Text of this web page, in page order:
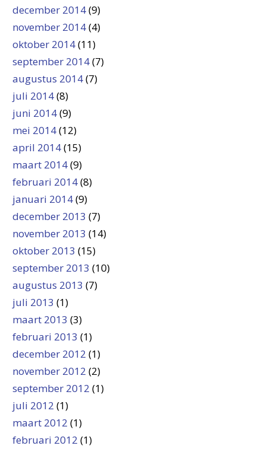
december 2014(9)
november 2014(4)
oktober 2014(11)
september 2014(7)
augustus 2014(7)
juli 2014(8)
juni 2014(9)
mei 2014(12)
april 2014(15)
maart 2014(9)
februari 2014(8)
januari 2014(9)
december 2013 (7)
november 2013 (14)
oktober 2013 (15)
september 2013 (10)
augustus 2013 (7)
juli 2013 (1)
maart 2013 (3)
februari 2013 (1)
december 2012 (1)
november 2012 (2)
september 2012 (1)
juli 2012 (1)
maart 2012 (1)
februari 2012 (1)